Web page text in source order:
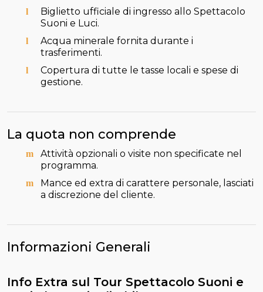
Biglietto ufficiale di ingresso allo Spettacolo
Suoni e Luci.
Acqua minerale fornita durante i
trasferimenti.
Copertura di tutte le tasse locali e spese di
gestione.
La quota non comprende
Attività opzionali o visite non specificate nel
programma.
Mance ed extra di carattere personale, lasciati
a discrezione del cliente.
Informazioni Generali
Info Extra sul Tour Spettacolo Suoni e